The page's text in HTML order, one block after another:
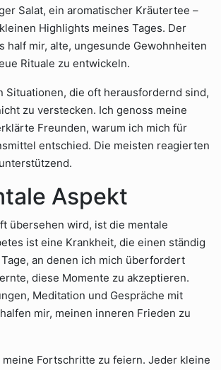
Salat, ein aromatischer Kräutertee –
Highlights meines Tages. Der
half mir, alte, ungesunde Gewohnheiten
Rituale zu entwickeln.
Situationen, die oft herausfordernd sind,
zu verstecken. Ich genoss meine
Freunden, warum ich mich für
entschied. Die meisten reagierten
Aspekt
übersehen wird, ist die mentale
ist eine Krankheit, die einen ständig
an denen ich mich überfordert
diese Momente zu akzeptieren.
Meditation und Gespräche mit
mir, meinen inneren Frieden zu
meine Fortschritte zu feiern. Jeder kleine